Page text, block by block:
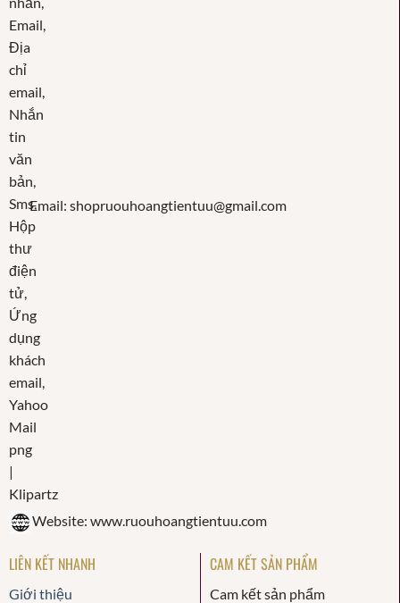
Email: shopruouhoangtientuu@gmail.com
Website: www.ruouhoangtientuu.com
LIÊN KẾT NHANH
Giới thiệu
CAM KẾT SẢN PHẨM
Cam kết sản phẩm